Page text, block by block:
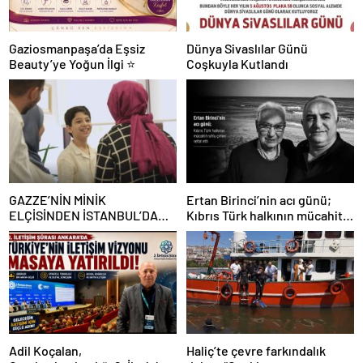
Gaziosmanpaşa’da Eşsiz
Beauty’ye Yoğun İlgi ⭐
Dünya Sivaslılar Günü
Coşkuyla Kutlandı
GAZZE’NİN MİNİK
ELÇİSİNDEN İSTANBUL’DA
DUYGUSAL MESAJ: “BURASI
BENİM İKİNCİ EVİM”
Ertan Birinci’nin acı günü;
Kıbrıs Türk halkının mücahit
ruhlu çınarı vefat etti
Adil Koçalan,
Haliç’te çevre farkındalık